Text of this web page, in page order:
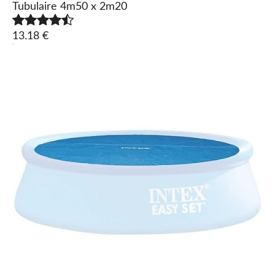
Tubulaire 4m50 x 2m20
13.18 €